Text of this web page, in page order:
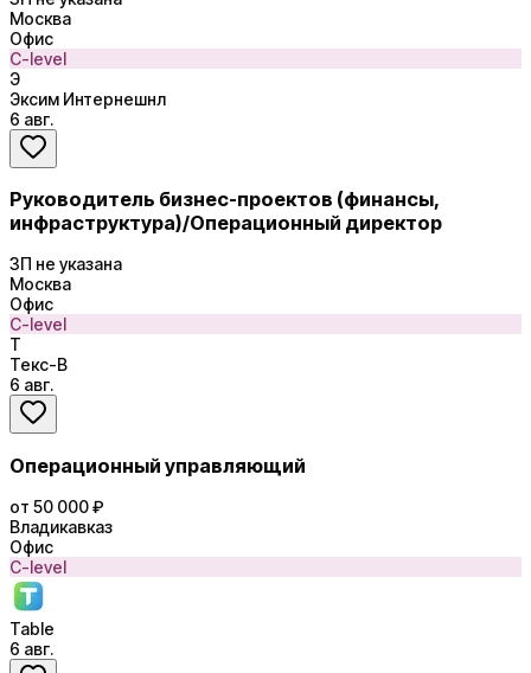
Москва
Офис
C-level
Э
Эксим Интернешнл
6 авг.
Руководитель бизнес-проектов (финансы,
инфраструктура)/Операционный директор
ЗП не указана
Москва
Офис
C-level
Т
Текс-В
6 авг.
Операционный управляющий
от 50 000 ₽
Владикавказ
Офис
C-level
Table
6 авг.